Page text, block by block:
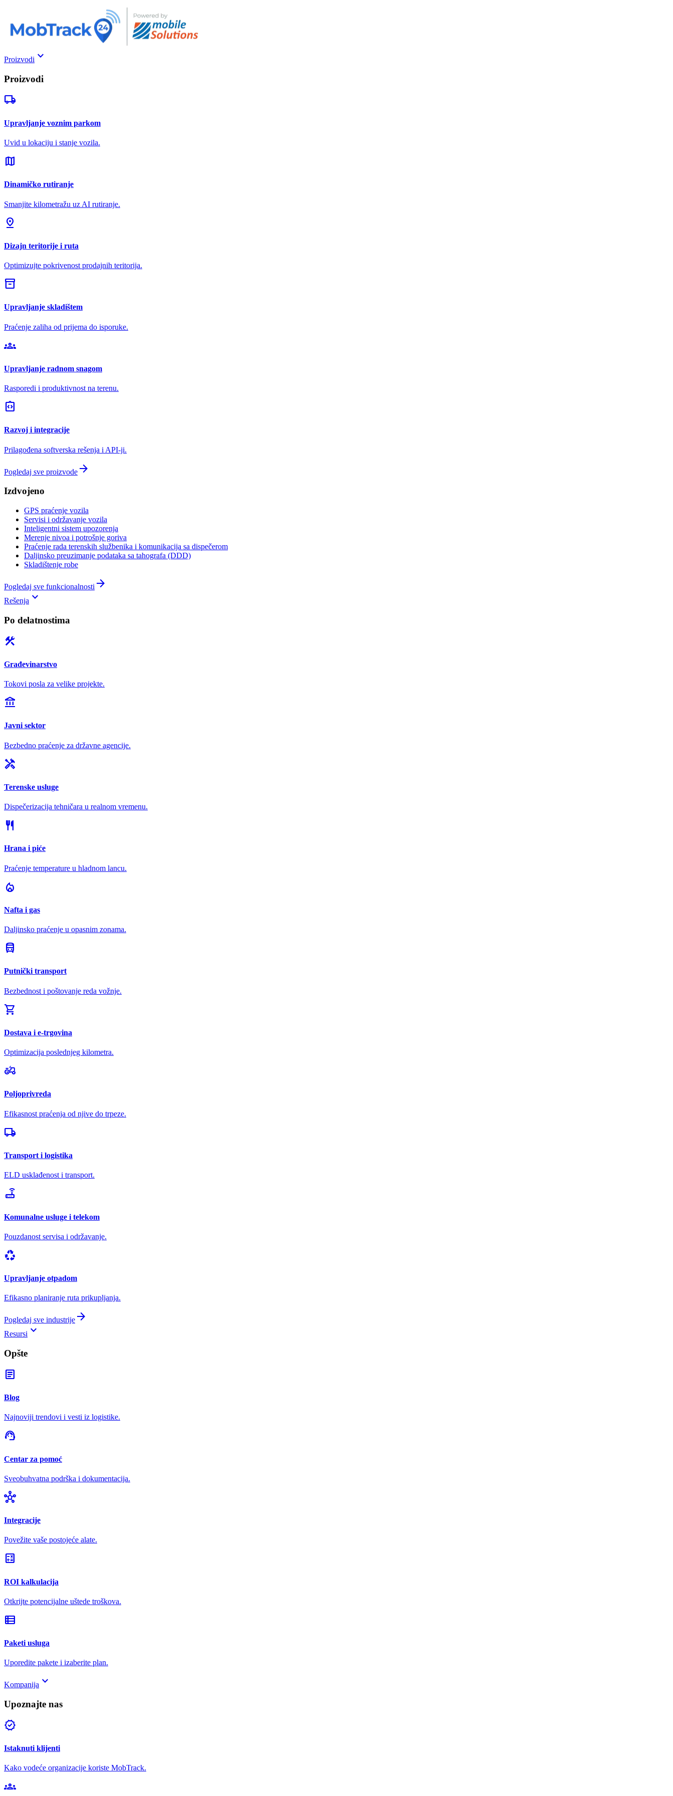
Proizvodi keyboard_arrow_down
Proizvodi
local_shipping
Upravljanje voznim parkom
Uvid u lokaciju i stanje vozila.
map
Dinamičko rutiranje
Smanjite kilometražu uz AI rutiranje.
pin_drop
Dizajn teritorije i ruta
Optimizujte pokrivenost prodajnih teritorija.
inventory_2
Upravljanje skladištem
Praćenje zaliha od prijema do isporuke.
groups
Upravljanje radnom snagom
Rasporedi i produktivnost na terenu.
integration_instructions
Razvoj i integracije
Prilagođena softverska rešenja i API-ji.
Pogledaj sve proizvode arrow_forward
Izdvojeno
GPS praćenje vozila
Servisi i održavanje vozila
Inteligentni sistem upozorenja
Merenje nivoa i potrošnje goriva
Praćenje rada terenskih službenika i komunikacija sa dispečerom
Daljinsko preuzimanje podataka sa tahografa (DDD)
Skladištenje robe
Pogledaj sve funkcionalnosti arrow_forward
Rešenja keyboard_arrow_down
Po delatnostima
construction
Građevinarstvo
Tokovi posla za velike projekte.
account_balance
Javni sektor
Bezbedno praćenje za državne agencije.
handyman
Terenske usluge
Dispečerizacija tehničara u realnom vremenu.
restaurant
Hrana i piće
Praćenje temperature u hladnom lancu.
local_fire_department
Nafta i gas
Daljinsko praćenje u opasnim zonama.
directions_bus
Putnički transport
Bezbednost i poštovanje reda vožnje.
shopping_cart
Dostava i e-trgovina
Optimizacija poslednjeg kilometra.
agriculture
Poljoprivreda
Efikasnost praćenja od njive do trpeze.
local_shipping
Transport i logistika
ELD usklađenost i transport.
router
Komunalne usluge i telekom
Pouzdanost servisa i održavanje.
recycling
Upravljanje otpadom
Efikasno planiranje ruta prikupljanja.
Pogledaj sve industrije arrow_forward
Resursi keyboard_arrow_down
Opšte
article
Blog
Najnoviji trendovi i vesti iz logistike.
support_agent
Centar za pomoć
Sveobuhvatna podrška i dokumentacija.
hub
Integracije
Povežite vaše postojeće alate.
calculate
ROI kalkulacija
Otkrijte potencijalne uštede troškova.
view_list
Paketi usluga
Uporedite pakete i izaberite plan.
Kompanija keyboard_arrow_down
Upoznajte nas
verified
Istaknuti klijenti
Kako vodeće organizacije koriste MobTrack.
groups